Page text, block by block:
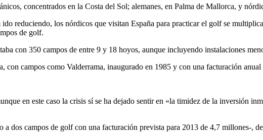
concentrados en la Costa del Sol; alemanes, en Palma de Mallorca, y
reduciendo, los nórdicos que visitan España para practicar el golf se
de golf.
con 350 campos de entre 9 y 18 hoyos, aunque incluyendo instalaciones
campos como Valderrama, inaugurado en 1985 y con una facturación
en este caso la crisis sí se ha dejado sentir en «la timidez de la inversión
dos campos de golf con una facturación prevista para 2013 de 4,7 millones-,